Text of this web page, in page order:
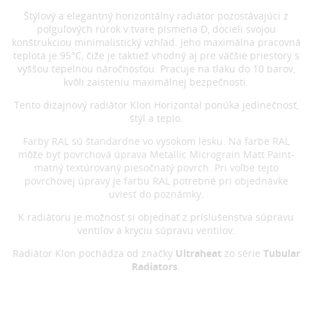
Štýlový a elegantný horizontálny radiátor pozostávajúci z
polguľových rúrok v tvare písmena D, docieli svojou
konštrukciou minimalistický vzhľad. Jeho maximálna pracovná
teplota je 95°C, čiže je taktiež vhodný aj pre väčšie priestory s
vyššou tepelnou náročnosťou. Pracuje na tlaku do 10 barov,
kvôli zaisteniu maximálnej bezpečnosti.
Tento dizajnový radiátor Klon Horizontal ponúka jedinečnosť,
štýl a teplo.
Farby RAL sú štandardne vo vysokom lesku. Na farbe RAL
môže byť povrchová úprava Metallic Micrograin Matt Paint-
matný textúrovaný piesočnatý povrch. Pri voľbe tejto
povrchovej úpravy je farbu RAL potrebné pri objednávke
uviesť do poznámky.
K radiátoru je možnosť si objednať z príslušenstva súpravu
ventilov a kryciu súpravu ventilov.
Radiátor Klon pochádza od značky Ultraheatzo série Tubular
Radiators.